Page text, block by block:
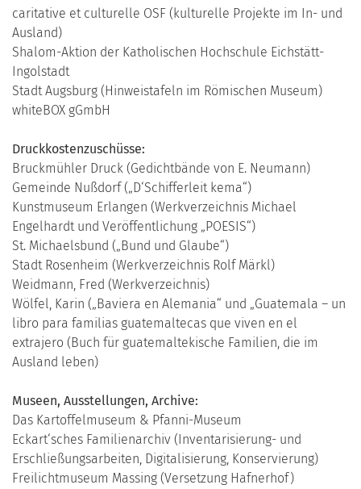
caritative et culturelle OSF (kulturelle Projekte im In- und
Ausland)
Shalom-Aktion der Katholischen Hochschule Eichstätt-
Ingolstadt
Stadt Augsburg (Hinweistafeln im Römischen Museum)
whiteBOX gGmbH
Druckkostenzuschüsse:
Bruckmühler Druck (Gedichtbände von E. Neumann)
Gemeinde Nußdorf („D‘Schifferleit kema“)
Kunstmuseum Erlangen (Werkverzeichnis Michael
Engelhardt und Veröffentlichung „POESIS“)
St. Michaelsbund („Bund und Glaube“)
Stadt Rosenheim (Werkverzeichnis Rolf Märkl)
Weidmann, Fred (Werkverzeichnis)
Wölfel, Karin („Baviera en Alemania“ und „Guatemala – un
libro para familias guatemaltecas que viven en el
extrajero (Buch für guatemaltekische Familien, die im
Ausland leben)
Museen, Ausstellungen, Archive:
Das Kartoffelmuseum & Pfanni-Museum
Eckart‘sches Familienarchiv (Inventarisierung- und
Erschließungsarbeiten, Digitalisierung, Konservierung)
Freilichtmuseum Massing (Versetzung Hafnerhof)